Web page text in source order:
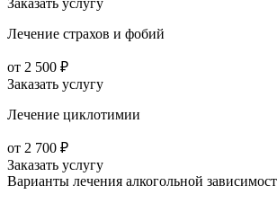
Заказать услугу
Лечение страхов и фобий
от 2 500 ₽
Заказать услугу
Лечение циклотимии
от 2 700 ₽
Заказать услугу
Варианты лечения алкогольной